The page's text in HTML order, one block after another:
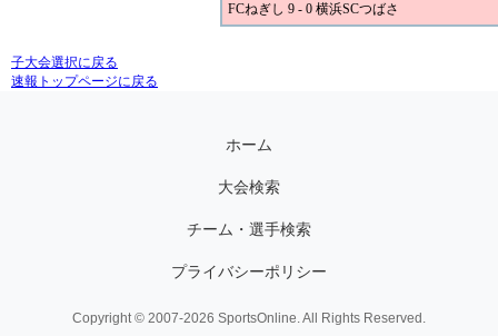
FCねぎし 9 - 0 横浜SCつばさ
子大会選択に戻る
速報トップページに戻る
ホーム
大会検索
チーム・選手検索
プライバシーポリシー
Copyright © 2007-2026 SportsOnline. All Rights Reserved.